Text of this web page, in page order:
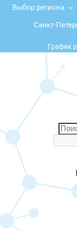
Выбор региона
Санкт-
График